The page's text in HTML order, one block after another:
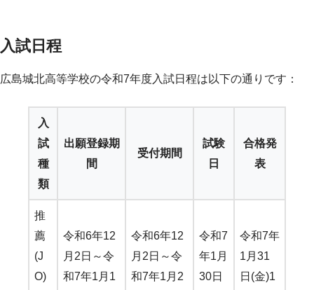
入試日程
広島城北高等学校の令和7年度入試日程は以下の通りです：
入
試
種
類
出願登録期
間
受付期間
試験
日
合格発
表
推
薦
(J
O)
令和6年12
月2日～令
和7年1月1
令和6年12
月2日～令
和7年1月2
令和7
年1月
30日
令和7年
1月31
日(金)1